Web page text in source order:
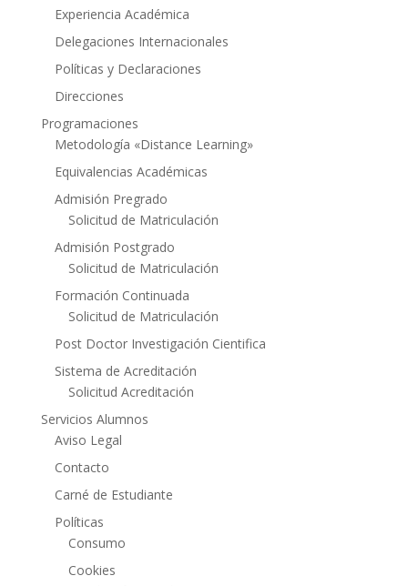
Experiencia Académica
Delegaciones Internacionales
Políticas y Declaraciones
Direcciones
Programaciones
Metodología «Distance Learning»
Equivalencias Académicas
Admisión Pregrado
Solicitud de Matriculación
Admisión Postgrado
Solicitud de Matriculación
Formación Continuada
Solicitud de Matriculación
Post Doctor Investigación Cientifica
Sistema de Acreditación
Solicitud Acreditación
Servicios Alumnos
Aviso Legal
Contacto
Carné de Estudiante
Políticas
Consumo
Cookies